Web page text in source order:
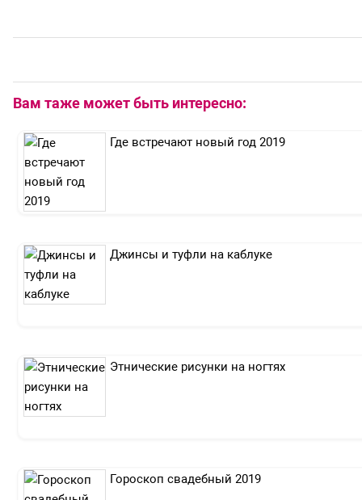
Вам таже может быть интересно:
Где встречают новый год 2019
Джинсы и туфли на каблуке
Этнические рисунки на ногтях
Гороскоп свадебный 2019